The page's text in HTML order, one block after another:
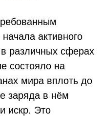
активного
различных сферах
состояло на
мира вплоть до
заряда в нём
искр. Это